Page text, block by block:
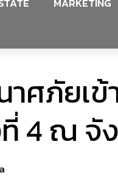
MARKETING
ศภัยเข้
4 ณ จั